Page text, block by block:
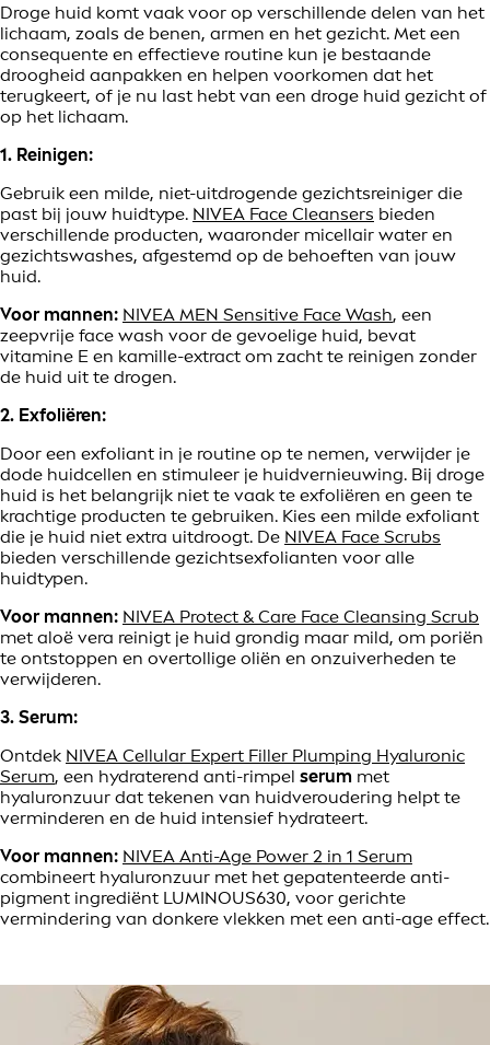
Droge huid komt vaak voor op verschillende delen van het
lichaam, zoals de benen, armen en het gezicht. Met een
consequente en effectieve routine kun je bestaande
droogheid aanpakken en helpen voorkomen dat het
terugkeert, of je nu last hebt van een droge huid gezicht of
op het lichaam.
1. Reinigen:
Gebruik een milde, niet-uitdrogende gezichtsreiniger die
past bij jouw huidtype. NIVEA Face Cleansers bieden
verschillende producten, waaronder micellair water en
gezichtswashes, afgestemd op de behoeften van jouw
huid.
Voor mannen: NIVEA MEN Sensitive Face Wash, een
zeepvrije face wash voor de gevoelige huid, bevat
vitamine E en kamille-extract om zacht te reinigen zonder
de huid uit te drogen.
2. Exfoliëren:
Door een exfoliant in je routine op te nemen, verwijder je
dode huidcellen en stimuleer je huidvernieuwing. Bij droge
huid is het belangrijk niet te vaak te exfoliëren en geen te
krachtige producten te gebruiken. Kies een milde exfoliant
die je huid niet extra uitdroogt. De NIVEA Face Scrubs
bieden verschillende gezichtsexfolianten voor alle
huidtypen.
Voor mannen: NIVEA Protect & Care Face Cleansing Scrub
met aloë vera reinigt je huid grondig maar mild, om poriën
te ontstoppen en overtollige oliën en onzuiverheden te
verwijderen.
3. Serum:
Ontdek NIVEA Cellular Expert Filler Plumping Hyaluronic
Serum, een hydraterend anti-rimpel serum met
hyaluronzuur dat tekenen van huidveroudering helpt te
verminderen en de huid intensief hydrateert.
Voor mannen: NIVEA Anti-Age Power 2 in 1 Serum
combineert hyaluronzuur met het gepatenteerde anti-
pigment ingrediënt LUMINOUS630, voor gerichte
vermindering van donkere vlekken met een anti-age effect.